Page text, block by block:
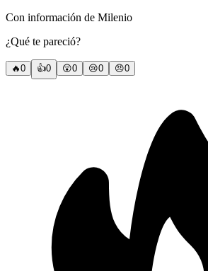
Con información de Milenio
¿Qué te pareció?
🔥0 👍0 😲0 😢0 😠0